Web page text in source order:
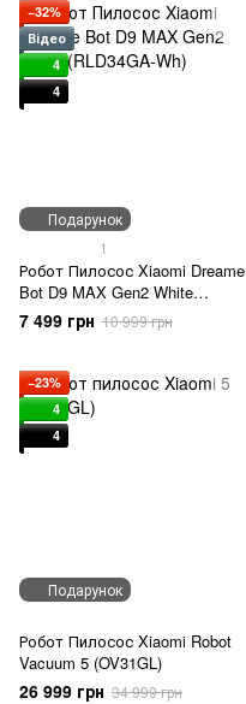
Подарунок
−32%
Відео
4
4
1
Робот Пилосос Xiaomi Dreame
Bot D9 MAX Gen2 White
(RLD34GA-Wh)
7 499 грн 10 999 грн
Подарунок
−23%
4
4
Робот Пилосос Xiaomi Robot
Vacuum 5 (OV31GL)
26 999 грн 34 999 грн